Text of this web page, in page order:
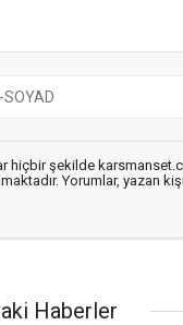
hiçbir şekilde
Yorumlar, yazan
Haberler